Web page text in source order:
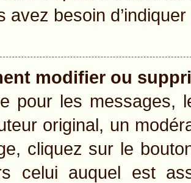
avez besoin
modifier ou
pour les messages,
original, un
cliquez sur le
celui auquel est